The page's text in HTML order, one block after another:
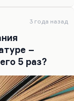
3 года назад
–
5 раз?